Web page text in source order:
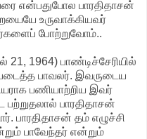
என்பதுபோல பாரதிதாசன்
உருவாக்கியவர்
போற்றுவோம்..
21, 1964) பாண்டிச்சேரியில்
படைத்த பாவலர். இவருடைய
பணியாற்றிய இவர்
பற்றுதலால் பாரதிதாசன்
பாரதிதாசன் தம் எழுச்சி
பாவேந்தர் என்றும்